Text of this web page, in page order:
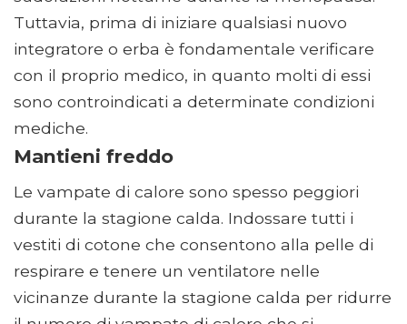
Tuttavia, prima di iniziare qualsiasi nuovo
integratore o erba è fondamentale verificare
con il proprio medico, in quanto molti di essi
sono controindicati a determinate condizioni
mediche.
Mantieni freddo
Le vampate di calore sono spesso peggiori
durante la stagione calda. Indossare tutti i
vestiti di cotone che consentono alla pelle di
respirare e tenere un ventilatore nelle
vicinanze durante la stagione calda per ridurre